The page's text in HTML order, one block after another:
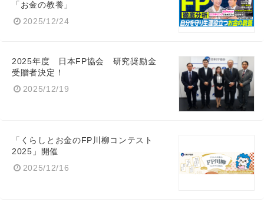
「お金の教養」
2025/12/24
2025年度 日本FP協会 研究奨励金
受贈者決定！
2025/12/19
「くらしとお金のFP川柳コンテスト
2025」開催
2025/12/16